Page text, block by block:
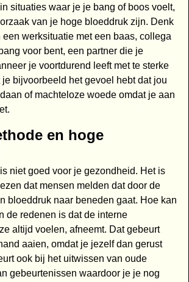
situaties waar je je bang of boos voelt,
van je hoge bloeddruk zijn. Denk
werksituatie met een baas, collega
voor bent, een partner die je
je voortdurend leeft met te sterke
je bijvoorbeeld het gevoel hebt dat jou
of machteloze woede omdat je aan
en hoge
niet goed voor je gezondheid. Het is
dat mensen melden dat door de
bloeddruk naar beneden gaat. Hoe kan
de redenen is dat de interne
altijd voelen, afneemt. Dat gebeurt
aaien, omdat je jezelf dan gerust
ook bij het uitwissen van oude
gebeurtenissen waardoor je je nog